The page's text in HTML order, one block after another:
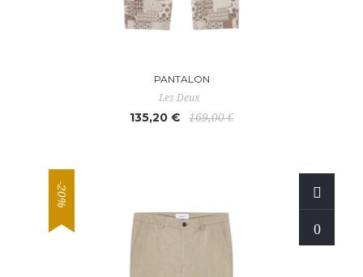
PANTALON
Les Deux
135,20 € 169,00 €
-20%